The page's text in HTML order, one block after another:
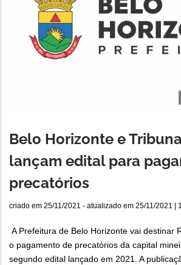
Belo Horizonte e
lançam edital para
precatórios
criado em 25/11/2021 - atualizado em 25/11/2021 |
A Prefeitura de Belo Horizonte vai destinar
o pagamento de precatórios da capital
segundo edital lançado em 2021. A